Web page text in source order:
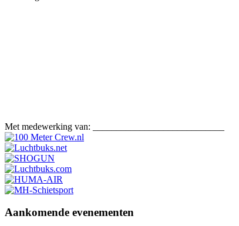
Met medewerking van: ____________________________
Aankomende evenementen